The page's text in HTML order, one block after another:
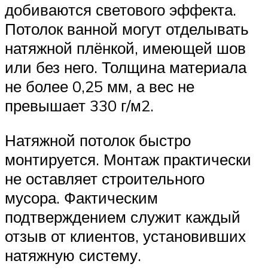
добиваются светового эффекта.
Потолок ванной могут отделывать
натяжной плёнкой, имеющей шов
или без него. Толщина материала
не более 0,25 мм, а вес не
превышает 330 г/м2.
Натяжной потолок быстро
монтируется. Монтаж практически
не оставляет строительного
мусора. Фактическим
подтверждением служит каждый
отзыв от клиентов, установивших
натяжную систему.